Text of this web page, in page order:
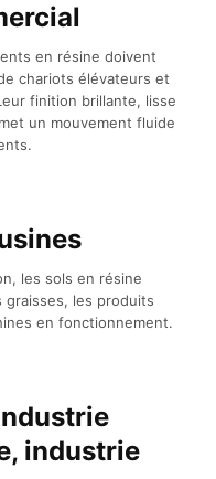
en résine doivent
chariots élévateurs et
finition brillante, lisse
un mouvement fluide
les sols en résine
les produits
en fonctionnement.
industrie